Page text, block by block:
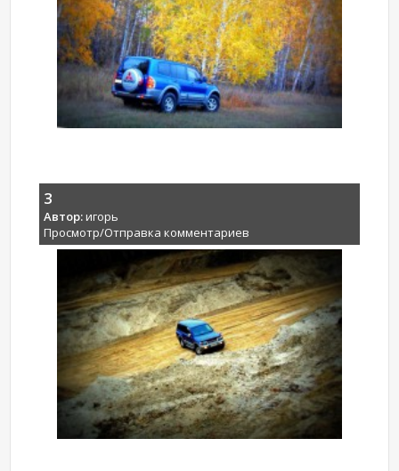
3
Автор:игорь
Просмотр/Отправка комментариев